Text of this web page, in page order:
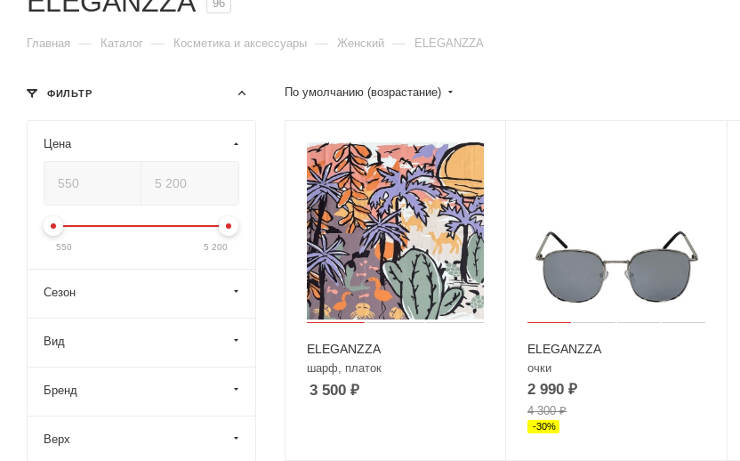
96
Главная — Каталог — Косметика и аксессуары — Женский — ELEGANZZA
По умолчанию (возрастание)
ELEGANZZA
шарф, платок
3 500 ₽
ELEGANZZA
очки
2 990 ₽
4 300₽
-30%
ФИЛЬТР
Цена
550 5 200
Сезон
Вид
Бренд
Верх